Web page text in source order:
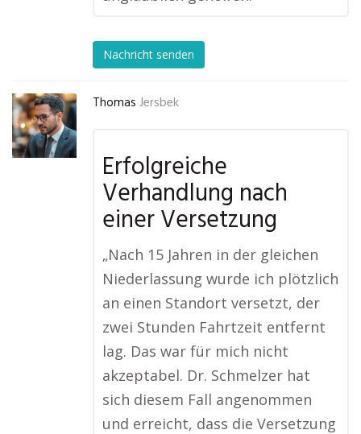
Nachricht senden
Thomas Jersbek
Erfolgreiche
Verhandlung nach
einer Versetzung
„Nach 15 Jahren in der gleichen
Niederlassung wurde ich plötzlich
an einen Standort versetzt, der
zwei Stunden Fahrtzeit entfernt
lag. Das war für mich nicht
akzeptabel. Dr. Schmelzer hat
sich diesem Fall angenommen
und erreicht, dass die Versetzung